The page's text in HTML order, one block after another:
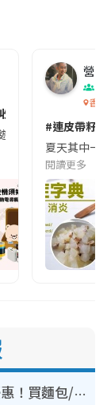
😱出發前切記檢查
的民眾，近期要
營養
香港
#連皮帶籽
夏天其中一
閱讀更多
長者優惠｜OK便利店推樂悠咭優惠！買麵包/牛奶/保健品拍卡即減